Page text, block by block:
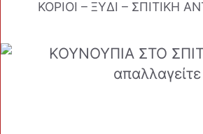
ΚΟΡΙΟΙ – ΞΥΔΙ – ΣΠΙΤΙΚΗ